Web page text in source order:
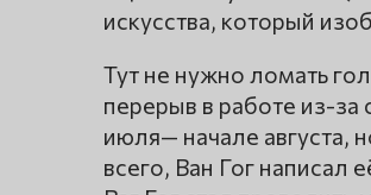
искусства, который
Тут не нужно ломать
перерыв в работе из-
июля— начале августа,
всего, Ван Гог написал